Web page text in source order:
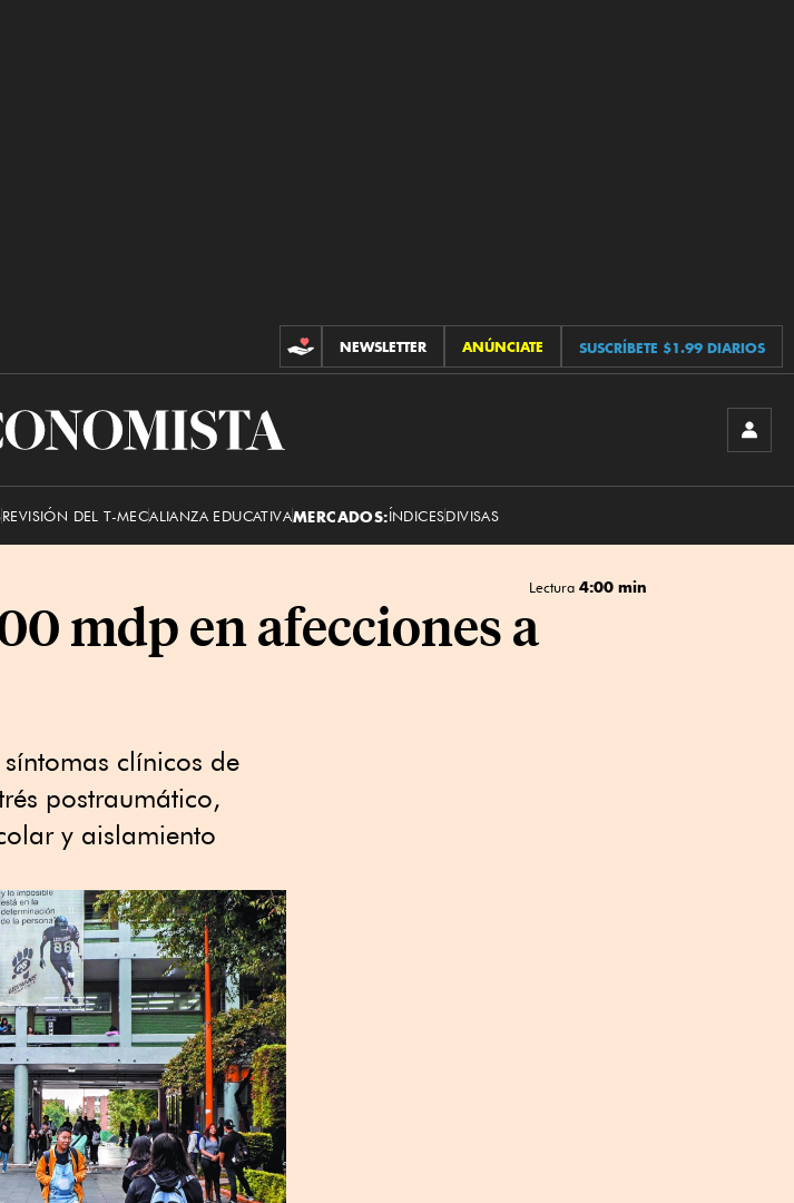
CONTRIBUCIONES
NEWSLETTER ANÚNCIATE SUSCRÍBETE $1.99 DIARIOS
El
REVISIÓN DEL T-MECALIANZA EDUCATIVAMERCADOS:ÍNDICESDIVISAS
Lectura 4:00 min
mdp en afecciones a
clínicos de
postraumático,
y aislamiento